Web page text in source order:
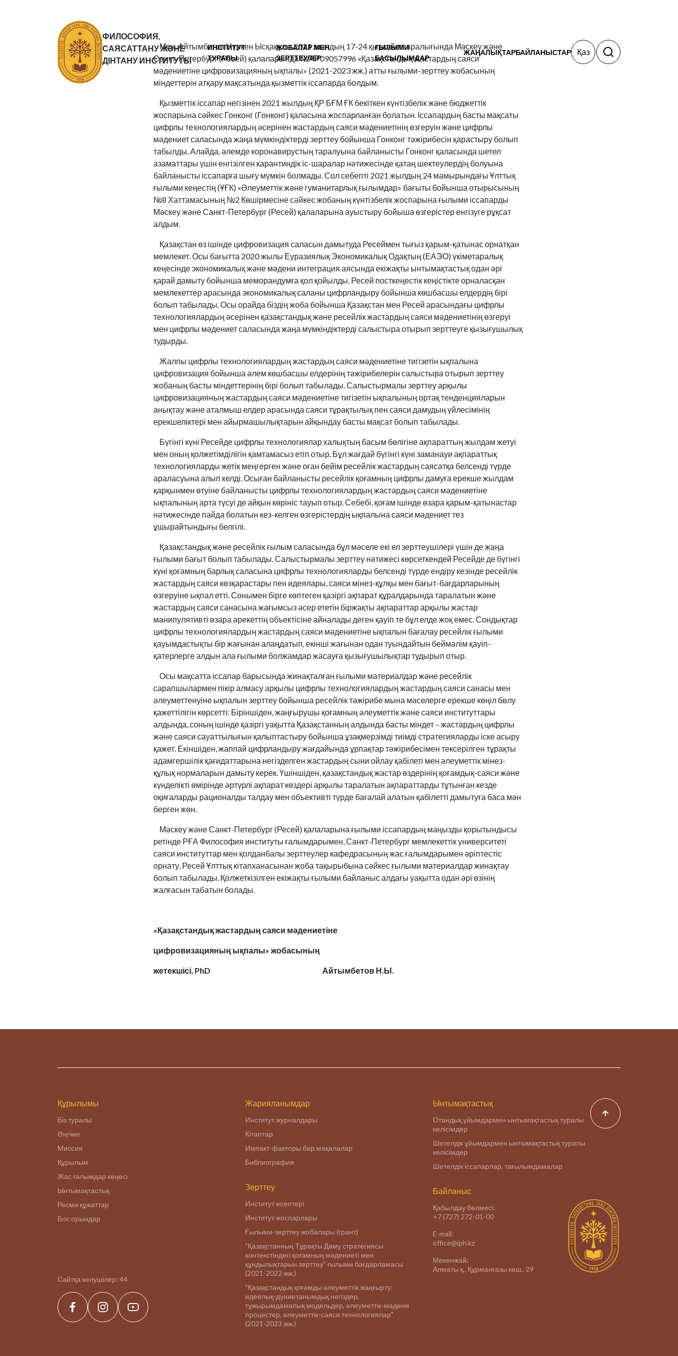
ФИЛОСОФИЯ,
САЯСАТТАНУ ЖӘНЕ
ДІНТАНУ ИНСТИТУТЫ
ИНСТИТУТ
ТУРАЛЫ
ЖОБАЛАР МЕН
ЗЕРТТЕУЛЕР
ҒЫЛЫМИ
БАСЫЛЫМДАР
ЖАҢАЛЫҚТАРБАЙЛАНЫСТАР Қаз
Мен, Айтымбетов Нүркен Ысқақұлы 2021 жылдың 17-24 қыркүйегі аралығында Мәскеу және
Санкт-Петербург (Ресей) қалаларында №АР09057996 «Қазақстандық жастардың саяси
мәдениетіне цифровизацияның ықпалы» (2021-2023 жж.) атты ғылыми-зерттеу жобасының
міндеттерін атқару мақсатында қызметтік іссапарда болдым.
Қызметтік іссапар негізінен 2021 жылдың ҚР БҒМ ҒК бекіткен күнтізбелік және бюджеттік
жоспарына сәйкес Гонконг (Гонконг) қаласына жоспарланған болатын. Іссапардың басты мақсаты
цифрлы технологиялардың әсерінен жастардың саяси мәдениетінің өзгеруін және цифрлы
мәдениет саласында жаңа мүмкіндіктерді зерттеу бойынша Гонконг тәжірибесін қарастыру болып
табылды. Алайда, әлемде коронавирустың таралуына байланысты Гонконг қаласында шетел
азаматтары үшін енгізілген карантиндік іс-шаралар нәтижесінде қатаң шектеулердің болуына
байланысты іссапарға шығу мүмкін болмады. Сол себепті 2021 жылдың 24 мамырындағы Ұлттық
ғылыми кеңестің (ҰҒК) «Әлеуметтік және гуманитарлық ғылымдар» бағыты бойынша отырысының
№8 Хаттамасының №2 Көшірмесіне сәйкес жобаның күнтізбелік жоспарына ғылыми іссапарды
Мәскеу және Санкт-Петербург (Ресей) қалаларына ауыстыру бойыша өзгерістер енгізуге рұқсат
алдым.
Қазақстан өз ішінде цифровизация саласын дамытуда Ресеймен тығыз қарым-қатынас орнатқан
мемлекет. Осы бағытта 2020 жылы Еуразиялық Экономикалық Одақтың (ЕАЭО) үкіметаралық
кеңесінде экономикалық және мәдени интеграция аясында екіжақты ынтымақтастық одан әрі
қарай дамыту бойынша меморандумға қол қойылды. Ресей посткеңестік кеңістікте орналасқан
мемлекеттер арасында экономикалық саланы цифрландыру бойынша көшбасшы елдердің бірі
болып табылады. Осы орайда біздің жоба бойынша Қазақстан мен Ресей арасындағы цифрлы
технологиялардың әсерінен қазақстандық және ресейлік жастардың саяси мәдениетінің өзгеруі
мен цифрлы мәдениет саласында жаңа мүмкіндіктерді салыстыра отырып зерттеуге қызығушылық
тудырды.
Жалпы цифрлы технологиялардың жастардың саяси мәдениетіне тигізетін ықпалына
цифровизация бойынша әлем көшбасшы елдерінің тәжірибелерін салыстыра отырып зерттеу
жобаның басты міндеттерінің бірі болып табылады. Салыстырмалы зерттеу арқылы
цифровизацияның жастардың саяси мәдениетіне тигізетін ықпалының ортақ тенденцияларын
анықтау және аталмыш елдер арасында саяси тұрақтылық пен саяси дамудың үйлесімінің
ерекшеліктері мен айырмашылықтарын айқындау басты мақсат болып табылады.
Бүгінгі күні Ресейде цифрлы технологиялар халықтың басым бөлігіне ақпараттың жылдам жетуі
мен оның қолжетімділігін қамтамасыз етіп отыр. Бұл жағдай бүгінгі күні заманауи ақпараттық
технологияларды жетік меңгерген және оған бейім ресейлік жастардың саясатқа белсенді түрде
араласуына алып келді. Осыған байланысты ресейлік қоғамның цифрлы дамуға ерекше жылдам
қарқынмен өтуіне байланысты цифрлы технологиялардың жастардың саяси мәдениетіне
ықпалының арта түсуі де айқын көрініс тауып отыр. Себебі, қоғам ішінде өзара қарым-қатынастар
нәтижесінде пайда болатын кез-келген өзгерістердің ықпалына саяси мәдениет тез
ұшырайтындығы белгілі.
Қазақстандық және ресейлік ғылым саласында бұл мәселе екі ел зерттеушілері үшін де жаңа
ғылыми бағыт болып табылады. Салыстырмалы зерттеу нәтижесі көрсеткендей Ресейде де бүгінгі
күні қоғамның барлық саласына цифрлы технологияларды белсенді түрде ендіру кезінде ресейлік
жастардың саяси көзқарастары пен идеялары, саяси мінез-құлқы мен бағыт-бағдарларының
өзгеруіне ықпал етті. Сонымен бірге көптеген қазіргі ақпарат құралдарында таралатын және
жастардың саяси санасына жағымсыз әсер ететін біржақты ақпараттар арқылы жастар
манипулятивті өзара әрекеттің объектісіне айналады деген қауіп те бұл елде жоқ емес. Сондықтар
цифрлы технологиялардың жастардың саяси мәдениетіне ықпалын бағалау ресейлік ғылыми
қауымдастықты бір жағынан алаңдатып, екінші жағынан одан туындайтын беймәлім қауіп-
қатерлерге алдын ала ғылыми болжамдар жасауға қызығушылықтар тудырып отыр.
Осы мақсатта іссапар барысында жинақталған ғылыми материалдар және ресейлік
сарапшылармен пікір алмасу арқылы цифрлы технологиялардың жастардың саяси санасы мен
әлеуметтенуіне ықпалын зерттеу бойынша ресейлік тәжірибе мына мәселерге ерекше көңіл бөлу
қажеттілігін көрсетті: Біріншіден, жаңғырушы қоғамның әлеуметтік және саяси институттары
алдында, соның ішінде қазіргі уақытта Қазақстанның алдында басты міндет – жастардың цифрлы
және саяси сауаттылығын қалыптастыру бойынша ұзақмерзімді тиімді стратегияларды іске асыру
қажет. Екіншіден, жаппай цифрландыру жағдайында ұрпақтар тәжірибесімен тексерілген тұрақты
адамгершілік қағидаттарына негізделген жастардың сыни ойлау қабілеті мен әлеуметтік мінез-
құлық нормаларын дамыту керек. Үшіншіден, қазақстандық жастар өздерінің қоғамдық-саяси және
күнделікті өмірінде әртүрлі ақпарат көздері арқылы таралатын ақпараттарды тұтынған кезде
оқиғаларды рационалды талдау мен объективті түрде бағалай алатын қабілетті дамытуға баса мән
берген жөн.
Мәскеу және Санкт-Петербург (Ресей) қалаларына ғылыми іссапардың маңызды қорытындысы
ретінде РҒА Философия институты ғалымдарымен, Санкт-Петербург мемлекеттік университеті
саяси институттар мен қолданбалы зерттеулер кафедрасының жас ғалымдарымен әріптестіс
орнату, Ресей Ұлттық кітапханасынан жоба тақырыбына сәйкес ғылыми материалдар жинақтау
болып табылады. Қолжеткізілген екіжақты ғылыми байланыс алдағы уақытта одан әрі өзінің
жалғасын табатын болады.
«Қазақстандық жастардың саяси мәдениетіне
цифровизацияның ықпалы» жобасының
жетекшісі, PhD Айтымбетов Н.Ы.
Құрылымы
Біз туралы
Әңгіме
Миссия
Құрылым
Жас ғалымдар кеңесі
Ынтымақтастық
Ресми құжаттар
Бос орындар
Сайтқа келушілер: 44
Жарияланымдар
Институт журналдары
Кітаптар
Импакт-факторы бар мақалалар
Библиография
Зерттеу
Институт есептері
Институт жоспарлары
Ғылыми-зерттеу жобалары (грант)
"Қазақстанның Тұрақты Даму стратегиясы
контекстіндегі қоғамның мәдениеті мен
құндылықтарын зерттеу" ғылыми бағдарламасы
(2021-2022 жж.)
"Қазақстандық қоғамды әлеуметтік жаңғырту:
идеялық-дүниетанымдық негіздер,
тұжырымдамалық модельдер, әлеуметтік-мәдени
процестер, әлеуметтік-саяси технологиялар"
(2021-2023 жж.)
Ынтымақтастық
Отандық ұйымдармен ынтымақтастық туралы
келісімдер
Шетелдік ұйымдармен ынтымақтастық туралы
келісімдер
Шетелдік іссапарлар, тағылымдамалар
Байланыс
Қабылдау бөлмесі:
+7 (727) 272-01-00
E-mail:
office@iph.kz
Мекенжай:
Алматы қ., Құрманғазы көш., 29